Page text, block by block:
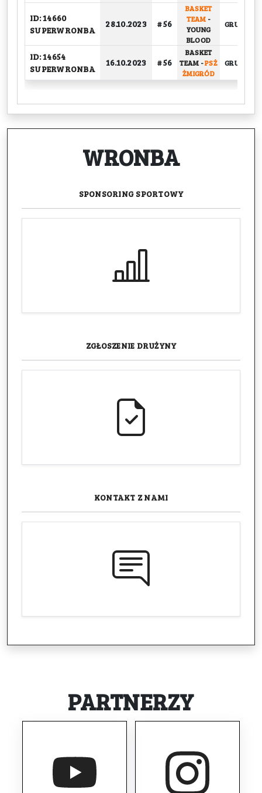
ID: 14660
SUPERWRONBA
28.10.2023 # 56
BASKET
TEAM -
YOUNG
BLOOD
GRUPOWY
ID: 14654
SUPERWRONBA
16.10.2023 # 56
BASKET
TEAM -PSŻ
ŻMIGRÓD
GRUPOWY
WRONBA
SPONSORING SPORTOWY
ZGŁOSZENIE DRUŻYNY
KONTAKT Z NAMI
PARTNERZY